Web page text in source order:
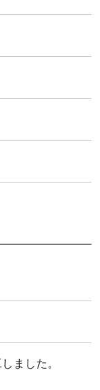
ました。